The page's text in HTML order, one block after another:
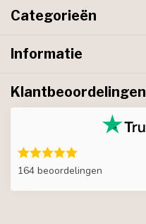
Categorieën
Informatie
Klantbeoordelingen
164 beoordelingen